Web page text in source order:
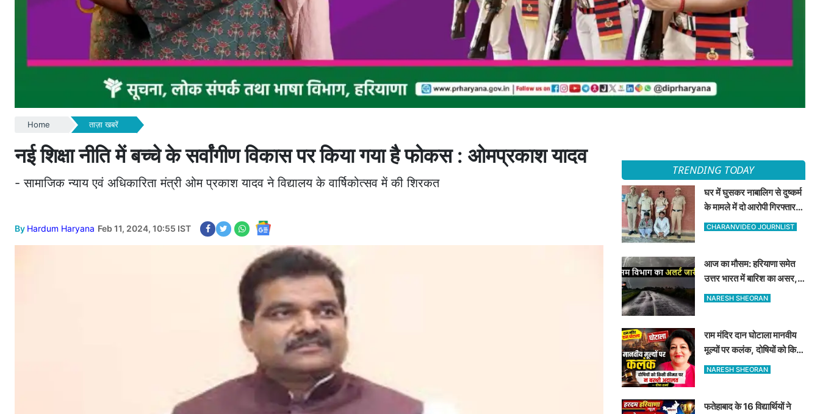
Home ताज़ा खबरें
नई शिक्षा नीति में बच्चे के सर्वांगीण विकास पर किया गया है फोकस : ओमप्रकाश यादव
- सामाजिक न्याय एवं अधिकारिता मंत्री ओम प्रकाश यादव ने विद्यालय के वार्षिकोत्सव में की शिरकत
By Hardum Haryana Feb 11, 2024, 10:55 IST
TRENDING TODAY
घर में घुसकर नाबालिग से दुष्कर्म
के मामले में दो आरोपी गिरफ्तार,
अदालत ने भेजा न्यायिक हिरासत
CHARANVIDEO JOURNLIST
आज का मौसम: हरियाणा समेत
उत्तर भारत में बारिश का असर,
जानें 8 अगस्त का मौसम अपडेट
NARESH SHEORAN
राम मंदिर दान घोटाला मानवीय
मूल्यों पर कलंक, दोषियों को किसी
कीमत पर न बख्शे अदालत —
NARESH SHEORAN
फतेहाबाद के 16 विद्यार्थियों ने